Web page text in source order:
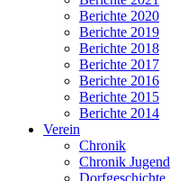
Berichte 2020
Berichte 2019
Berichte 2018
Berichte 2017
Berichte 2016
Berichte 2015
Berichte 2014
Verein
Chronik
Chronik Jugend
Dorfgeschichte